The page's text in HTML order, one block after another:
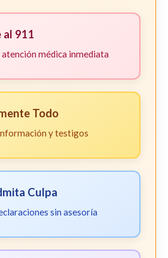
al 911
atención médica inmediata
Todo
y testigos
Culpa
sin asesoría